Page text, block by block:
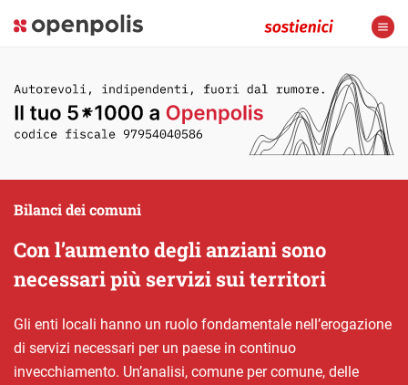
Con l’aumento degli anziani sono
necessari più servizi sui territori
Bilanci dei comuni
Gli enti locali hanno un ruolo fondamentale nell’erogazione
di servizi necessari per un paese in continuo
invecchiamento. Un’analisi, comune per comune, delle